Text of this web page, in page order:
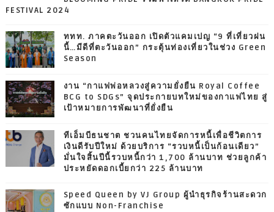
FESTIVAL 2024
ททท. ภาคตะวันออก เปิดตัวแคมเปญ “9 ที่เที่ยวฝน
นี้…มีดีที่ตะวันออก” กระตุ้นท่องเที่ยวในช่วง Green
Season
งาน “กาแฟพ่อหลวงสู่ความยั่งยืน Royal Coffee
BCG to SDGs” จุดประกายบทใหม่ของกาแฟไทย สู่
เป้าหมายการพัฒนาที่ยั่งยืน
ทีเอ็มบีธนชาต ชวนคนไทยจัดการหนี้เพื่อชีวิตการ
เงินดีรับปีใหม่ ด้วยบริการ “รวบหนี้เป็นก้อนเดียว”
มั่นใจสิ้นปีนี้รวบหนี้กว่า 1,700 ล้านบาท ช่วยลูกค้า
ประหยัดดอกเบี้ยกว่า 225 ล้านบาท
Speed Queen by VJ Group ผู้นำธุรกิจร้านสะดวก
ซักแบบ Non-Franchise